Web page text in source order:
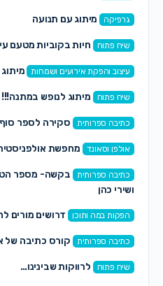
גרפיקה מיתוג עם תנועה
שיח פתוח חיות בקוביות מטעם
עיצוב והפקת אירועים ושמחות
שיח פתוח מיתוג לנופש במתנה!!!
כתיבה ספרותית סקירה לספר סוף
אולפן וסאונד מחפשת
כתיבה ספרותית
בקשה- מספר
ושירי כהן
הפקות במה ותוכן דרושים מורים
כתיבה ספרותית קורס כתיבה של
שיח פתוח לרווקות שבינינו…